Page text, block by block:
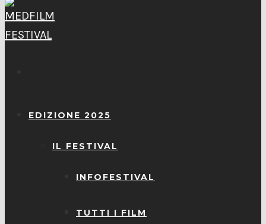
EDIZIONE 2025
IL FESTIVAL
INFOFESTIVAL
TUTTI I FILM